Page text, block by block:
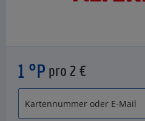
1 °P pro 2 €